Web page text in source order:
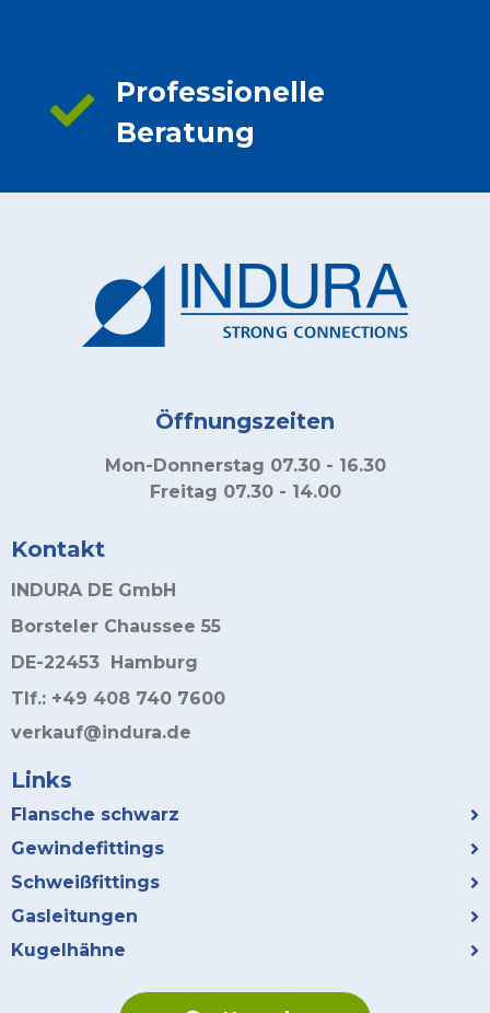
Professionelle
Beratung
Öffnungszeiten
Mon-Donnerstag 07.30 - 16.30
Freitag 07.30 - 14.00
Kontakt
INDURA DE GmbH
Borsteler Chaussee 55
DE-22453 Hamburg
Tlf.: +49 408 740 7600
verkauf@indura.de
Links
Flansche schwarz
Gewindefittings
Schweißfittings
Gasleitungen
Kugelhähne